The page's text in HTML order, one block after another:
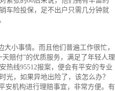
销车险投保，足不出户只需几分钟就
小事情。而且他们普遍工作很忙，
赔付”的优质服务，满足了年轻人理
热线95512报案，便会有平安的专业
光，如果异地出险了，该怎么办？
安机构进行理赔事宜，非常方便。有